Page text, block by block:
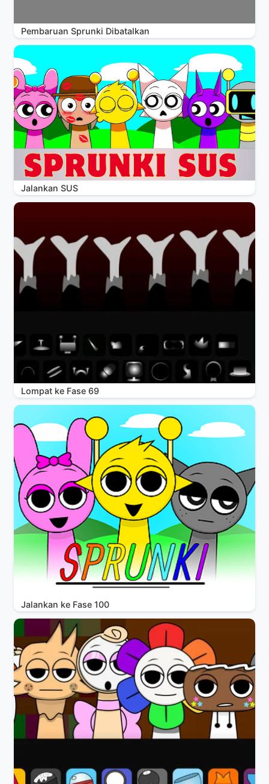
Pembaruan Sprunki Dibatalkan
Jalankan SUS
Lompat ke Fase 69
Jalankan ke Fase 100